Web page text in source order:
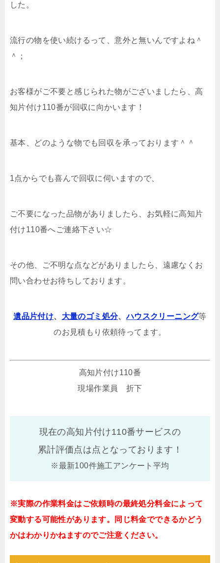
した。
流行の物を使い続けるって、意外と無いんですよね＾
＾；
お客様がご不要と感じられた物がございましたら、高
知片付け110番が回収に向かいます！
基本、どのような物でも回収を承っております＾＾
1点からでも喜んで回収に伺いますので、
ご不要になった品物がありましたら、お気軽に高知片
付け110番へご連絡下さい☆
その他、ご不明な点などがありましたら、遠慮なくお
問い合わせお待ちしております。
遺品片付け、 大量のゴミ処分、ハウスクリーニング等
のお見積もり依頼待ってます。
高知片付け110番
現場作業員 折下
現在の高知片付け110番サービスの
累計評価点は点となっております！
※最新100件施工アンケート平均
※実際の作業料金はご依頼時の最終処分料金によって
変動する可能性があります。同じ料金でできるかどう
かはわかりかねますのでご注意ください。